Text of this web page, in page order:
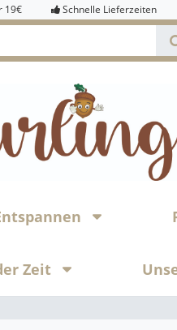
19€ Schnelle Lieferzeiten
Zeit